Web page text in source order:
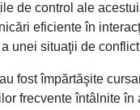
de control ale
eficiente în
unei situaţii de
fost împărtăşite
frecvente întâlnite în